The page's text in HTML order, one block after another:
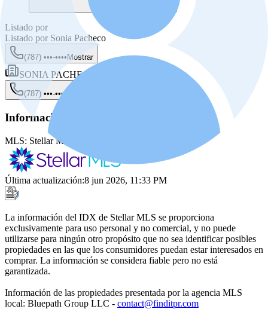
Listado por
Listado por Sonia Pacheco
(787) •••-•••• Mostrar
SONIA PACHECO
(787) •••-••••
Información de la fuente
MLS: Stellar MLS
Última actualización:8 jun 2026, 11:33 PM
La información del IDX de Stellar MLS se proporciona
exclusivamente para uso personal y no comercial, y no puede
utilizarse para ningún otro propósito que no sea identificar posibles
propiedades en las que los consumidores puedan estar interesados en
comprar. La información se considera fiable pero no está
garantizada.
Información de las propiedades presentada por la agencia MLS
local: Bluepath Group LLC - contact@finditpr.com